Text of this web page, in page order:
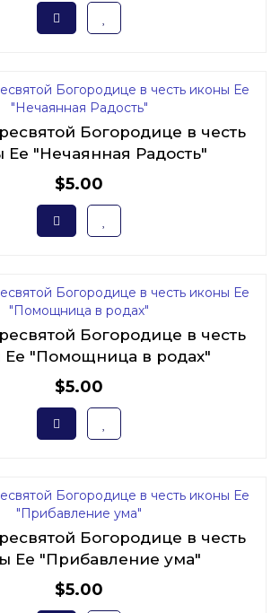
Богородице в честь
Ее "Нечаянная Радость"
$5.00
Богородице в честь
Ее "Помощница в родах"
$5.00
Богородице в честь
Ее "Прибавление ума"
$5.00